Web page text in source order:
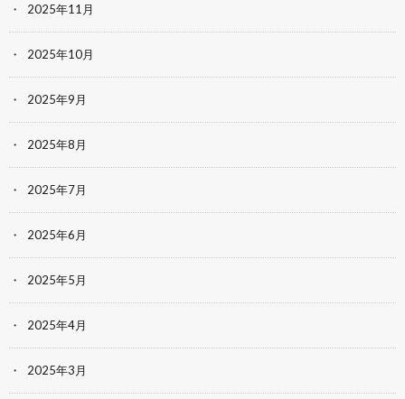
2025年11月
2025年10月
2025年9月
2025年8月
2025年7月
2025年6月
2025年5月
2025年4月
2025年3月